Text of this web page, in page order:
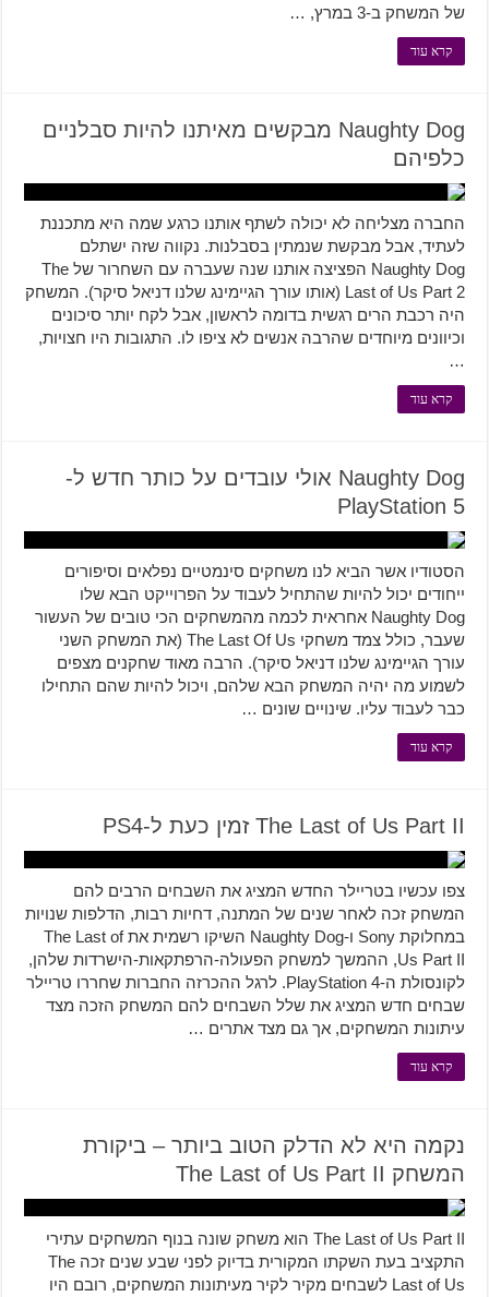
של המשחק ב-3 במרץ, …
קרא עוד
Naughty Dog מבקשים מאיתנו להיות סבלניים
כלפיהם
החברה מצליחה לא יכולה לשתף אותנו כרגע שמה היא מתכננת
לעתיד, אבל מבקשת שנמתין בסבלנות. נקווה שזה ישתלם
Naughty Dog הפציצה אותנו שנה שעברה עם השחרור של The
Last of Us Part 2 (אותו עורך הגיימינג שלנו דניאל סיקר). המשחק
היה רכבת הרים רגשית בדומה לראשון, אבל לקח יותר סיכונים
וכיוונים מיוחדים שהרבה אנשים לא ציפו לו. התגובות היו חצויות,
…
קרא עוד
Naughty Dog אולי עובדים על כותר חדש ל-
PlayStation 5
הסטודיו אשר הביא לנו משחקים סינמטיים נפלאים וסיפורים
ייחודים יכול להיות שהתחיל לעבוד על הפרוייקט הבא שלו
Naughty Dog אחראית לכמה מהמשחקים הכי טובים של העשור
שעבר, כולל צמד משחקי The Last Of Us (את המשחק השני
עורך הגיימינג שלנו דניאל סיקר). הרבה מאוד שחקנים מצפים
לשמוע מה יהיה המשחק הבא שלהם, ויכול להיות שהם התחילו
כבר לעבוד עליו. שינויים שונים …
קרא עוד
The Last of Us Part II זמין כעת ל-PS4
צפו עכשיו בטריילר החדש המציג את השבחים הרבים להם
המשחק זכה לאחר שנים של המתנה, דחיות רבות, הדלפות שנויות
במחלוקת Sony ו-Naughty Dog השיקו רשמית את The Last of
Us Part II, ההמשך למשחק הפעולה-הרפתקאות-הישרדות שלהן,
לקונסולת ה-PlayStation 4. לרגל ההכרזה החברות שחררו טריילר
שבחים חדש המציג את שלל השבחים להם המשחק הזכה מצד
עיתונות המשחקים, אך גם מצד אתרים …
קרא עוד
נקמה היא לא הדלק הטוב ביותר – ביקורת
המשחק The Last of Us Part II
The Last of Us Part II הוא משחק שונה בנוף המשחקים עתירי
התקציב בעת השקתו המקורית בדיוק לפני שבע שנים זכה The
Last of Us לשבחים מקיר לקיר מעיתונות המשחקים, רובם היו